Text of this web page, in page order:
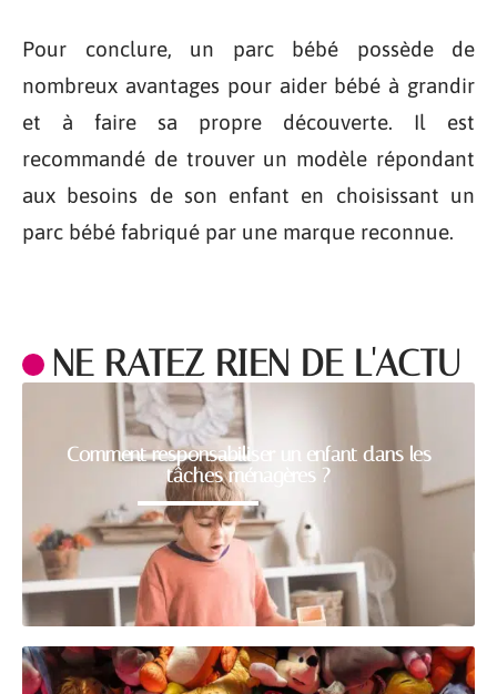
Pour conclure, un parc bébé possède de
nombreux avantages pour aider bébé à grandir
et à faire sa propre découverte. Il est
recommandé de trouver un modèle répondant
aux besoins de son enfant en choisissant un
parc bébé fabriqué par une marque reconnue.
NE RATEZ RIEN DE L'ACTU
Comment responsabiliser un enfant dans les
tâches ménagères ?